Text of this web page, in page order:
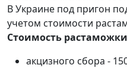
В Украине под пригон
учетом стоимости
Стоимость
акцизного сбора -